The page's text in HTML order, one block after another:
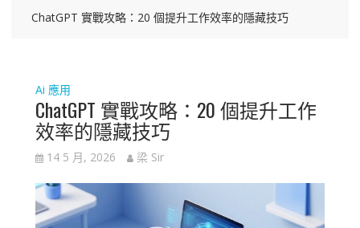
ChatGPT 實戰攻略：20 個提升工作效率的隱藏技巧
Ai 應用
ChatGPT 實戰攻略：20 個提升工作
效率的隱藏技巧
14 5 月, 2026 梁 Sir